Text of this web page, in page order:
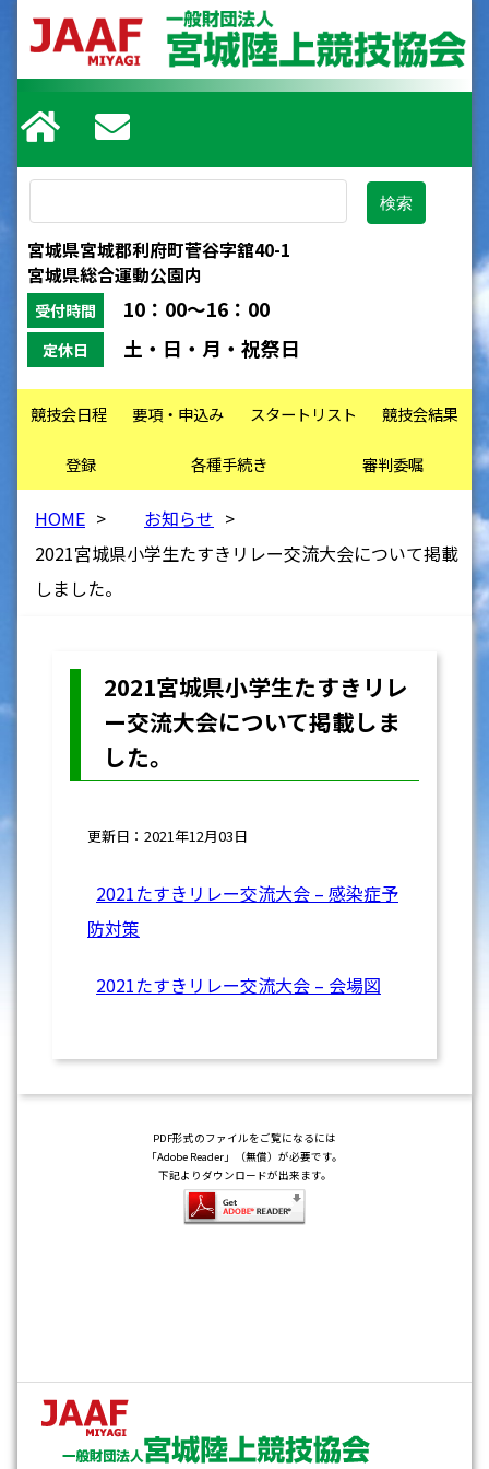
宮城県宮城郡利府町菅谷字舘40-1
宮城県総合運動公園内
受付時間 10：00～16：00
定休日 土・日・月・祝祭日
競技会日程 要項・申込み スタートリスト 競技会結果
登録 各種手続き 審判委嘱
HOME > お知らせ >
2021宮城県小学生たすきリレー交流大会について掲載
しました。
2021宮城県小学生たすきリレ
ー交流大会について掲載しま
した。
更新日：2021年12月03日
2021たすきリレー交流大会 – 感染症予
防対策
2021たすきリレー交流大会 – 会場図
PDF形式のファイルをご覧になるには
「Adobe Reader」（無償）が必要です。
下記よりダウンロードが出来ます。